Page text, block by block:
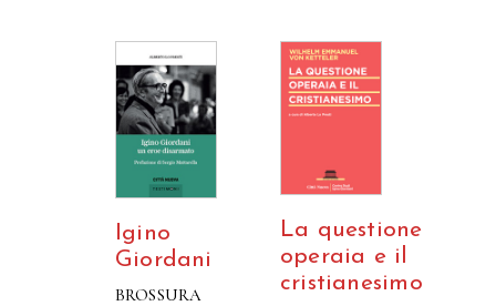
Igino
Giordani
BROSSURA
La questione
operaia e il
cristianesimo